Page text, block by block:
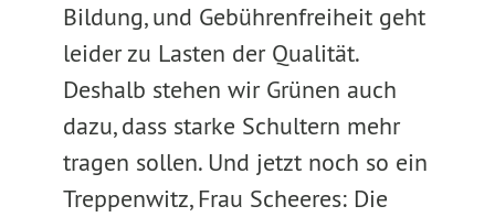
Bildung, und Gebührenfreiheit geht
leider zu Lasten der Qualität.
Deshalb stehen wir Grünen auch
dazu, dass starke Schultern mehr
tragen sollen. Und jetzt noch so ein
Treppenwitz, Frau Scheeres: Die